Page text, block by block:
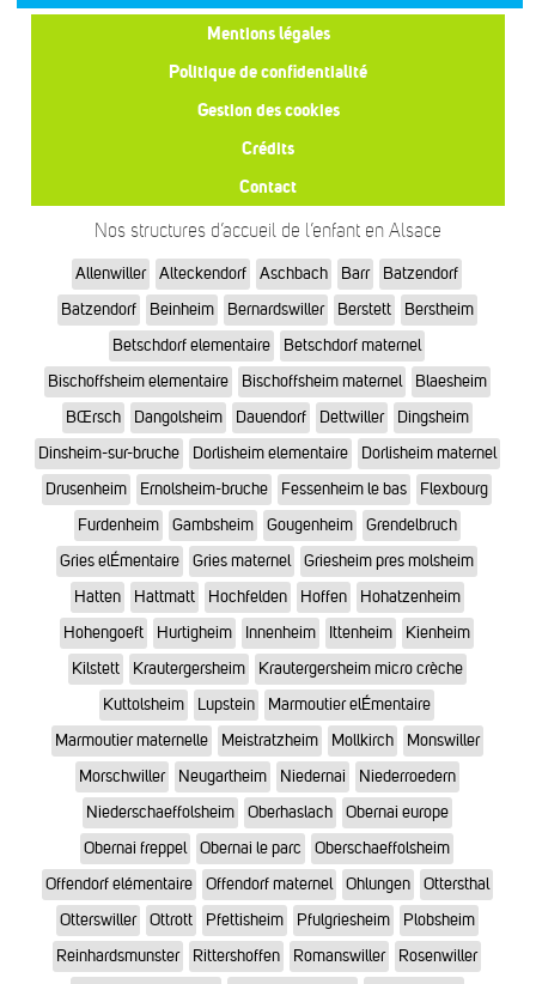
Mentions légales
Politique de confidentialité
Gestion des cookies
Crédits
Contact
Nos structures d’accueil de l’enfant en Alsace
Allenwiller Alteckendorf Aschbach Barr
Batzendorf
Batzendorf
Beinheim Bernardswiller Berstett
Berstheim
Betschdorf elementaire
Betschdorf maternel
Bischoffsheim elementaire
Bischoffsheim maternel
Blaesheim
BŒrsch
Dangolsheim Dauendorf Dettwiller
Dingsheim
Dinsheim-sur-bruche
Dorlisheim elementaire
Dorlisheim maternel
Drusenheim
Ernolsheim-bruche Fessenheim le bas
Flexbourg
Furdenheim
Gambsheim Gougenheim
Grendelbruch
Gries elÉmentaire
Gries maternel
Griesheim pres molsheim
Hatten
Hattmatt Hochfelden Hoffen
Hohatzenheim
Hohengoeft
Hurtigheim Innenheim Ittenheim
Kienheim
Kilstett
Krautergersheim
Krautergersheim micro crèche
Kuttolsheim
Lupstein
Marmoutier elÉmentaire
Marmoutier maternelle
Meistratzheim Mollkirch
Monswiller
Morschwiller
Neugartheim Niedernai
Niederroedern
Niederschaeffolsheim
Oberhaslach
Obernai europe
Obernai freppel
Obernai le parc
Oberschaeffolsheim
Offendorf elémentaire
Offendorf maternel Ohlungen
Ottersthal
Otterswiller
Ottrott Pfettisheim Pfulgriesheim
Plobsheim
Reinhardsmunster
Rittershoffen Romanswiller
Rosenwiller